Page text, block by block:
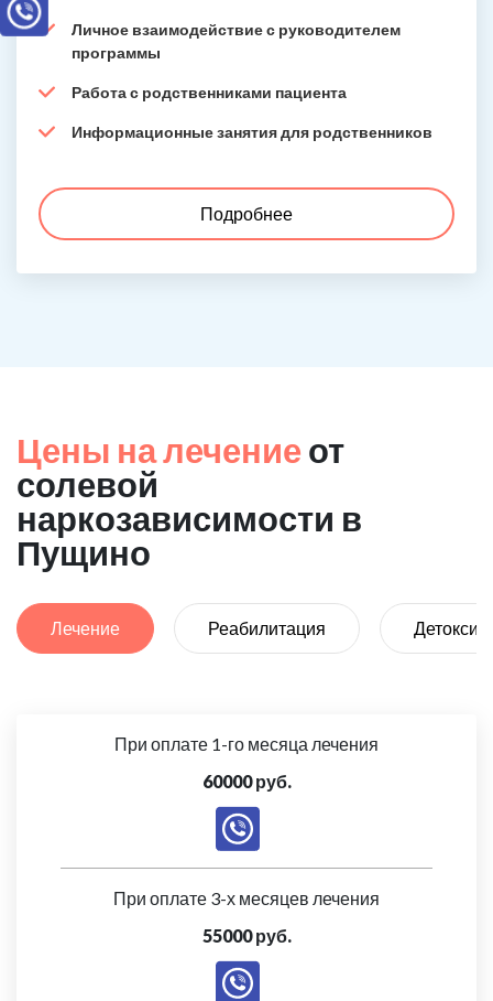
Личное взаимодействие с руководителем
программы
Работа с родственниками пациента
Информационные занятия для родственников
Подробнее
Цены на лечение от
солевой
наркозависимости в
Пущино
Лечение Реабилитация
При оплате 1-го месяца лечения
60000 руб.
При оплате 3-х месяцев лечения
55000 руб.